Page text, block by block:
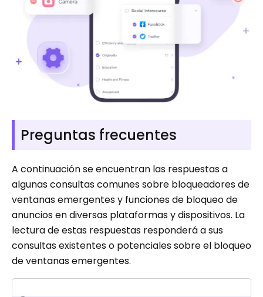
Preguntas frecuentes
A continuación se encuentran las respuestas a
algunas consultas comunes sobre bloqueadores de
ventanas emergentes y funciones de bloqueo de
anuncios en diversas plataformas y dispositivos. La
lectura de estas respuestas responderá a sus
consultas existentes o potenciales sobre el bloqueo
de ventanas emergentes.